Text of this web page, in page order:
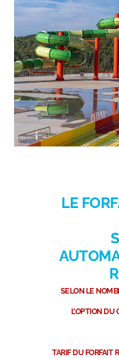
LE
SELON LE
L’OPTION DU
TARIF DU FORFAIT